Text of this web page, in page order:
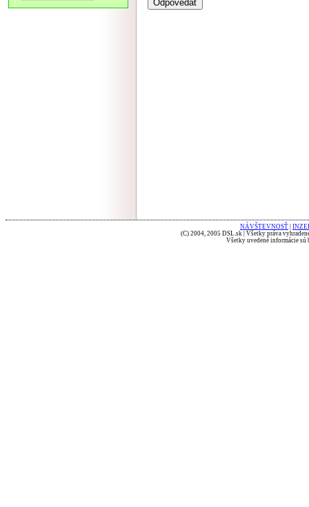
NÁVŠTEVNOSŤ
(C) 2004, 2005 DSL.sk | Všetky práva
Všetky uvedené informácie sú